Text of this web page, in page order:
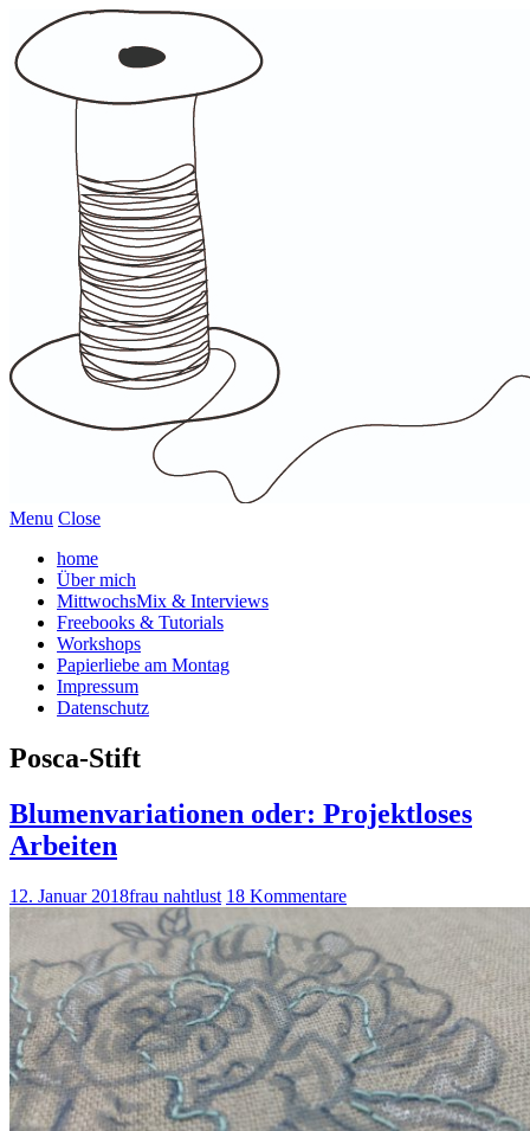
Menu Close
home
Über mich
MittwochsMix & Interviews
Freebooks & Tutorials
Workshops
Papierliebe am Montag
Impressum
Datenschutz
Posca-Stift
Blumenvariationen oder: Projektloses
Arbeiten
12. Januar 2018frau nahtlust 18 Kommentare